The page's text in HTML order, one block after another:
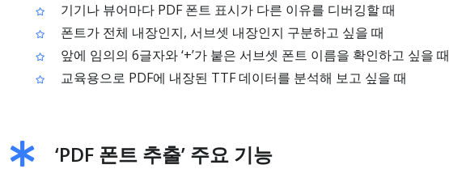
기기나 뷰어마다 PDF 폰트 표시가 다른 이유를 디버깅할 때
폰트가 전체 내장인지, 서브셋 내장인지 구분하고 싶을 때
앞에 임의의 6글자와 ‘+’가 붙은 서브셋 폰트 이름을 확인하고 싶을 때
교육용으로 PDF에 내장된 TTF 데이터를 분석해 보고 싶을 때
‘PDF 폰트 추출’ 주요 기능